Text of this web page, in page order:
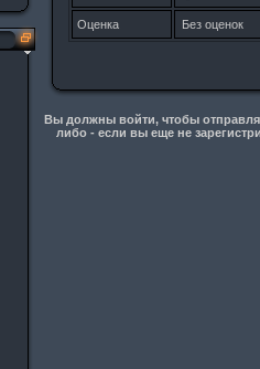
Оценка Без оценок
Вы должны войти, чтобы
либо - если вы еще не